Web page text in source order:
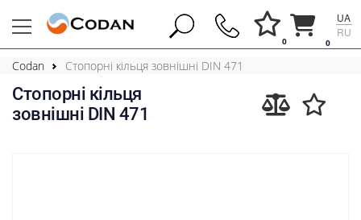
0
0
UA
RU
Codan Стопорні кільця зовнішні DIN 471
Стопорні кільця
зовнішні DIN 471